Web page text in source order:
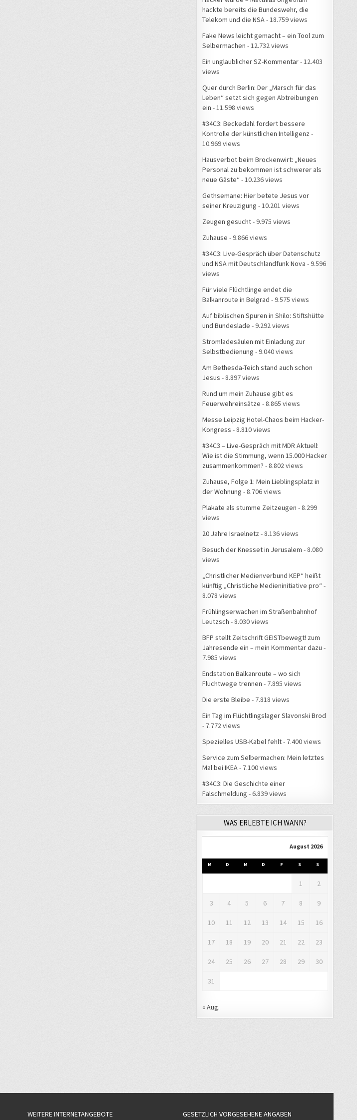
hackte bereits die Bundeswehr, die
Telekom und die NSA - 18.759 views
Fake News leicht gemacht – ein Tool zum
Selbermachen - 12.732 views
Ein unglaublicher SZ-Kommentar- 12.403
views
Quer durch Berlin: Der „Marsch für das
Leben“ setzt sich gegen Abtreibungen
ein - 11.598 views
#34C3: Beckedahl fordert bessere
Kontrolle der künstlichen Intelligenz -
10.969 views
Hausverbot beim Brockenwirt: „Neues
Personal zu bekommen ist schwerer als
neue Gäste“ - 10.236 views
Gethsemane: Hier betete Jesus vor
seiner Kreuzigung - 10.201 views
Zeugen gesucht- 9.975 views
Zuhause - 9.866 views
#34C3: Live-Gespräch über Datenschutz
und NSA mit Deutschlandfunk Nova - 9.596
views
Für viele Flüchtlinge endet die
Balkanroute in Belgrad - 9.575 views
Auf biblischen Spuren in Shilo: Stiftshütte
und Bundeslade - 9.292 views
Stromladesäulen mit Einladung zur
Selbstbedienung - 9.040 views
Am Bethesda-Teich stand auch schon
Jesus - 8.897 views
Rund um mein Zuhause gibt es
Feuerwehreinsätze - 8.865 views
Messe Leipzig Hotel-Chaos beim Hacker-
Kongress - 8.810 views
#34C3 – Live-Gespräch mit MDR Aktuell:
Wie ist die Stimmung, wenn 15.000 Hacker
zusammenkommen? - 8.802 views
Zuhause, Folge 1: Mein Lieblingsplatz in
der Wohnung - 8.706 views
Plakate als stumme Zeitzeugen - 8.299
views
20 Jahre Israelnetz - 8.136 views
Besuch der Knesset in Jerusalem - 8.080
views
„Christlicher Medienverbund KEP“ heißt
künftig „Christliche Medieninitiative pro“ -
8.078 views
Frühlingserwachen im Straßenbahnhof
Leutzsch - 8.030 views
BFP stellt Zeitschrift GEISTbewegt! zum
Jahresende ein – mein Kommentar dazu -
7.985 views
Endstation Balkanroute – wo sich
Fluchtwege trennen - 7.895 views
Die erste Bleibe - 7.818 views
Ein Tag im Flüchtlingslager Slavonski Brod
- 7.772 views
Spezielles USB-Kabel fehlt- 7.400 views
Service zum Selbermachen: Mein letztes
Mal bei IKEA - 7.100 views
#34C3: Die Geschichte einer
Falschmeldung - 6.839 views
WAS ERLEBTE ICH WANN?
August 2026
M D M D F S S
1 2
3 4 5 6 7 8 9
10 11 12 13 14 15 16
17 18 19 20 21 22 23
24 25 26 27 28 29 30
31
« Aug.
WEITERE INTERNETANGEBOTE GESETZLICH VORGESEHENE ANGABEN